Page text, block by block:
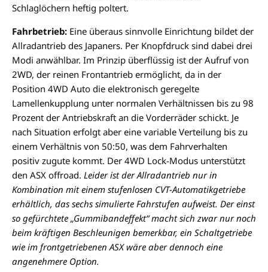
Schlaglöchern heftig poltert.
Fahrbetrieb: Eine überaus sinnvolle Einrichtung bildet der
Allradantrieb des Japaners. Per Knopfdruck sind dabei drei
Modi anwählbar. Im Prinzip überflüssig ist der Aufruf von
2WD, der reinen Frontantrieb ermöglicht, da in der
Position 4WD Auto die elektronisch geregelte
Lamellenkupplung unter normalen Verhältnissen bis zu 98
Prozent der Antriebskraft an die Vorderräder schickt. Je
nach Situation erfolgt aber eine variable Verteilung bis zu
einem Verhältnis von 50:50, was dem Fahrverhalten
positiv zugute kommt. Der 4WD Lock-Modus unterstützt
den ASX offroad. Leider ist der Allradantrieb nur in
Kombination mit einem stufenlosen CVT-Automatikgetriebe
erhältlich, das sechs simulierte Fahrstufen aufweist. Der einst
so gefürchtete „Gummibandeffekt“ macht sich zwar nur noch
beim kräftigen Beschleunigen bemerkbar, ein Schaltgetriebe
wie im frontgetriebenen ASX wäre aber dennoch eine
angenehmere Option.